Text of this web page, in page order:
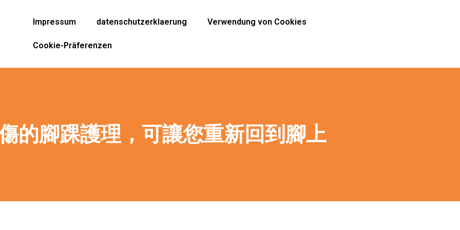
Impressum datenschutzerklaerung Verwendung von Cookies
Cookie-Präferenzen
的腳踝護理，可讓您重新回到腳上